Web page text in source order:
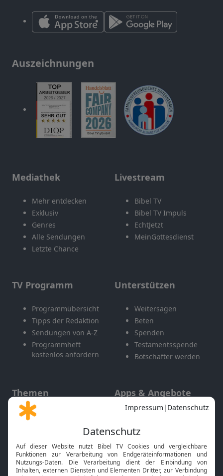
Auszeichnungen
Mediathek
Mehr entdecken
Exklusiv
Genres
Alle Sendungen
Letzte Chance
Livestream
Bibel TV
Bibel TV Impuls
EchtJetzt
MeinGottesdienst
TV Programm
Programmübersicht
Tipps der Redaktion
Sendungen von A-Z
Programmheft
kostenlos anfordern
Unterstützen
Weitersagen
Beten
Spenden
Testamentsspende
Botschafter werden
Themen
Gott und Bibel erklärt
Neuigkeiten
Apps & Angebote
Mobile App
Smart TV
HbbTV